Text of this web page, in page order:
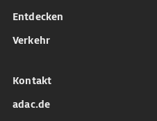
Entdecken
Verkehr
Kontakt
adac.de